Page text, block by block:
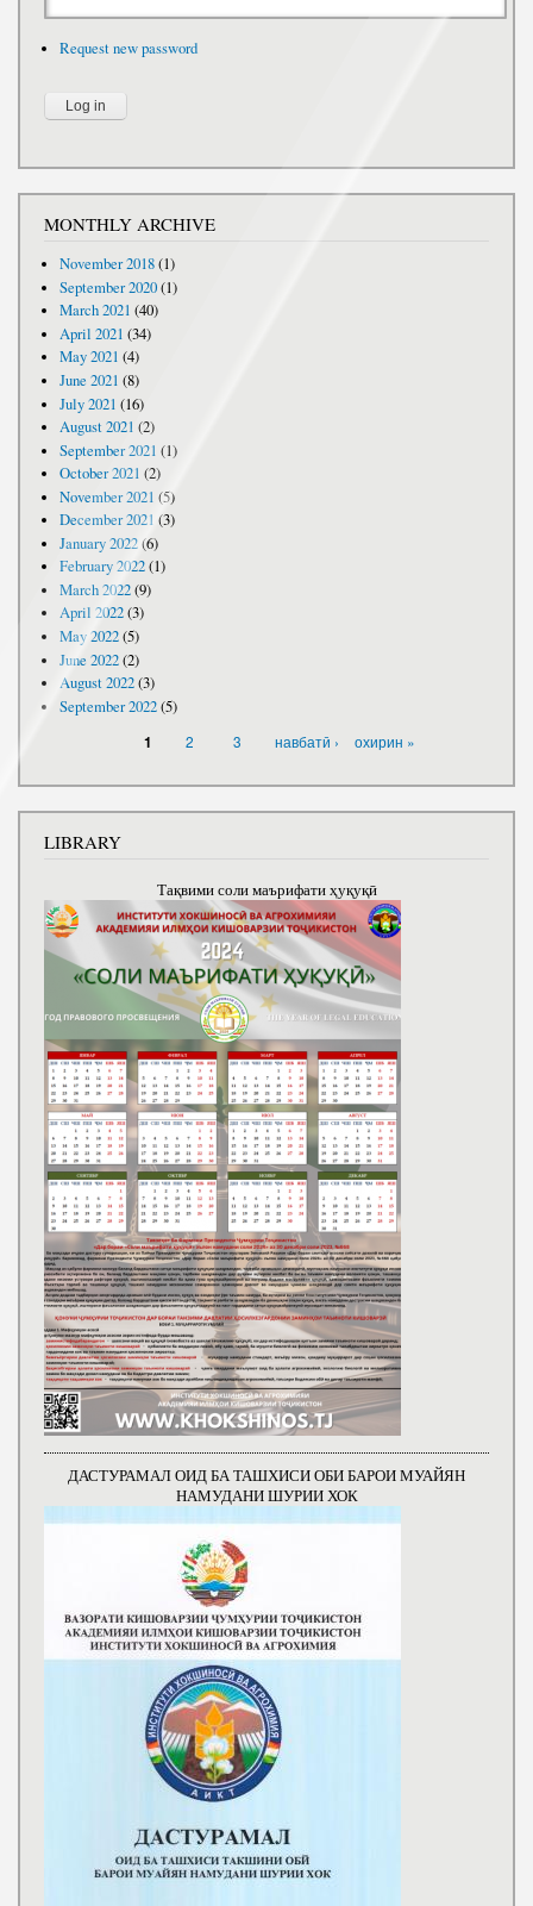
Request new password
MONTHLY ARCHIVE
November 2018(1)
September 2020(1)
March 2021 (40)
April 2021 (34)
May 2021 (4)
June 2021 (8)
July 2021 (16)
August 2021 (2)
September 2021 (1)
October 2021 (2)
November 2021 (5)
December 2021 (3)
January 2022(6)
February 2022(1)
March 2022(9)
April 2022(3)
May 2022(5)
June 2022(2)
August 2022(3)
September 2022(5)
1 2 3 навбатӣ › охирин »
LIBRARY
Тақвими соли маърифати ҳуқуқӣ
ДАСТУРАМАЛ ОИД БА ТАШХИСИ ОБИ БАРОИ МУАЙЯН
НАМУДАНИ ШУРИИ ХОК